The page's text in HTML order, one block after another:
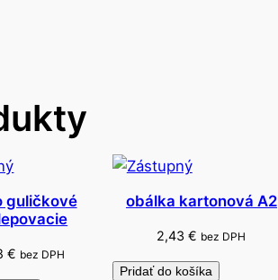
guličkové
€ bez DPH
obálka kartonová A2
2,43€ bez DPH
Pridať do košíka